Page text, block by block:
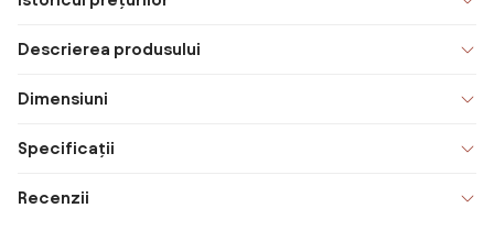
Descrierea produsului
Dimensiuni
Specificații
Recenzii